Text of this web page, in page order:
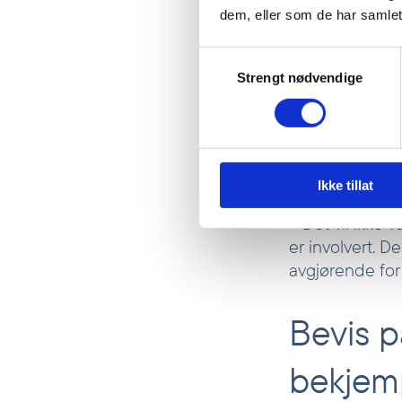
dem, eller som de har
Strengt nødvendige
Ikke tillat
spesielt i
over hele
egne
Ministeren er
arbeidsstyrken.
– Det vil ikke
er involvert.
avgjørende
Bevis